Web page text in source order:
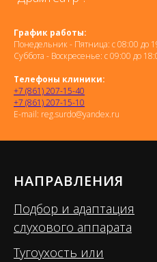
График работы:
Понедельник - Пятница: с 08:00 до
Суббота - Воскресенье: с 09:00 до
Телефоны клиники:
+7 (861) 207-15-40
+7 (861) 207-15-10
E-mail: reg.surdo@yandex.ru
НАПРАВЛЕНИЯ
Подбор и адаптация
слухового аппарата
Тугоухость или